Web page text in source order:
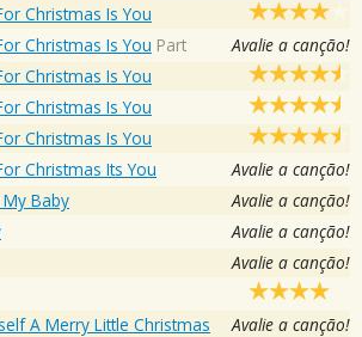
Christmas Is You
Christmas Is You Part Avalie a canção!
Christmas Is You
Christmas Is You
Christmas Is You
Christmas Its You Avalie a canção!
Baby Avalie a canção!
Avalie a canção!
Avalie a canção!
A Merry Little Christmas Avalie a canção!